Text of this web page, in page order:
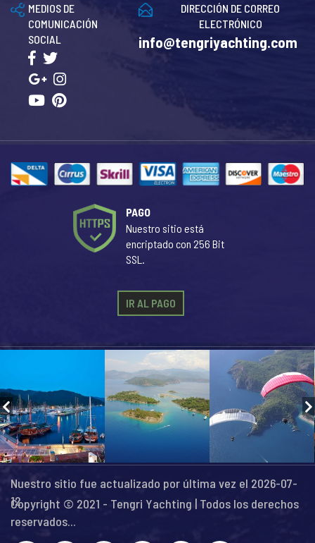
DIRECCIÓN DE CORREO
ELECTRÓNICO
info@tengriyachting.com
MEDIOS DE
COMUNICACIÓN
SOCIAL
PAGO
Nuestro sitio está
encriptado con 256 Bit
SSL.
IR AL PAGO
Nuestro sitio fue actualizado por última vez el 2026-07-
12
Copyright © 2021 - Tengri Yachting | Todos los derechos
reservados...